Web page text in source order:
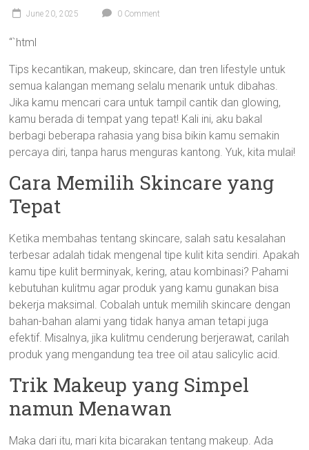
June 20, 2025 0 Comment
“`html
Tips kecantikan, makeup, skincare, dan tren lifestyle untuk
semua kalangan memang selalu menarik untuk dibahas.
Jika kamu mencari cara untuk tampil cantik dan glowing,
kamu berada di tempat yang tepat! Kali ini, aku bakal
berbagi beberapa rahasia yang bisa bikin kamu semakin
percaya diri, tanpa harus menguras kantong. Yuk, kita mulai!
Cara Memilih Skincare yang
Tepat
Ketika membahas tentang skincare, salah satu kesalahan
terbesar adalah tidak mengenal tipe kulit kita sendiri. Apakah
kamu tipe kulit berminyak, kering, atau kombinasi? Pahami
kebutuhan kulitmu agar produk yang kamu gunakan bisa
bekerja maksimal. Cobalah untuk memilih skincare dengan
bahan-bahan alami yang tidak hanya aman tetapi juga
efektif. Misalnya, jika kulitmu cenderung berjerawat, carilah
produk yang mengandung tea tree oil atau salicylic acid.
Trik Makeup yang Simpel
namun Menawan
Maka dari itu, mari kita bicarakan tentang makeup. Ada